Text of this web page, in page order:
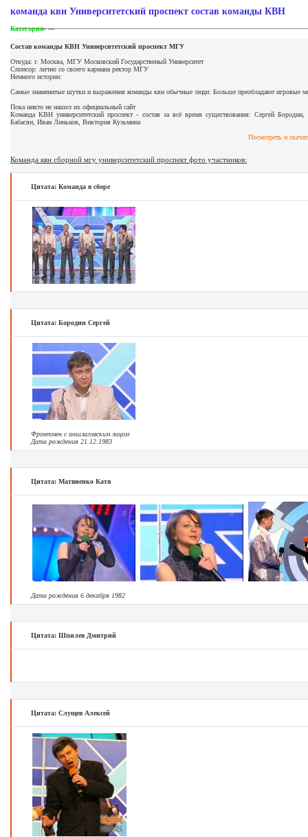
команда квн Университетский проспект состав команды КВН
Категория----
Состав команды КВН Университетский проспект МГУ
Откуда: г. Москва, МГУ Московский Государственый Университет
Спонсор: лично со своего кармана ректор МГУ
Немного истории:
Самые знаменитые шутки и выражения команды квн обычные люди: Больше преобладают игровые
Пока никто не нашел их официальный сайт
Команда КВН университетский проспект - состав за всё время существования: Сергей
Бабасян, Иван Линьков, Виктория Кузьмина
Посмотреть и
Команда квн сборной мгу университетский проспект фото участников:
Цитата: Команда в сборе
Цитата: Бородин Сергей
Фронтмен с аншлаговским лицом
Дата рождения 21.12.1983
Цитата: Матвиенко Катя
Дата рождения 6 декабря 1982
Цитата: Шпилев Дмитрий
Цитата: Слущев Алексей